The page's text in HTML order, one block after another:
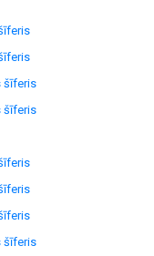
šīferis
šīferis
šīferis